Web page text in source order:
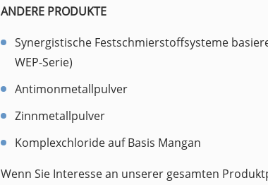
ANDERE PRODUKTE
Synergistische Festschmierstoffsysteme
WEP-Serie)
Antimonmetallpulver
Zinnmetallpulver
Komplexchloride auf Basis Mangan
Wenn Sie Interesse an unserer gesamten